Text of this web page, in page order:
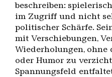
beschreiben:
im Zugriff und nicht
politischer Schärfe.
mit Verschiebungen,
Wiederholungen,
oder Humor zu
Spannungsfeld